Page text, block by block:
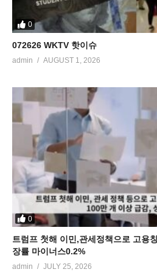
0
072626 WKTV 핫이슈
admin AUGUST 1, 2026
0
트럼프 첫해 이민,관세정책으로 고용
장률 마이너스0.2%
admin JULY 25, 2026